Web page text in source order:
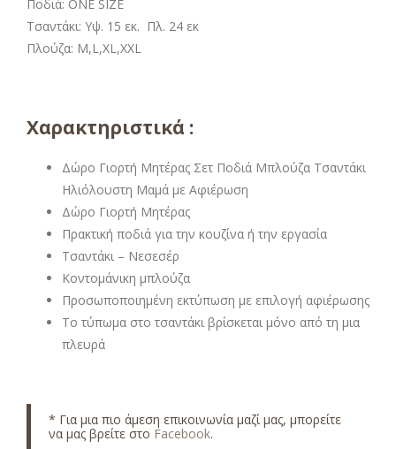
Ποδιά: ONE SIZE
Τσαντάκι: Υψ. 15 εκ. Πλ. 24 εκ
Πλούζα: M,L,XL,XXL
Χαρακτηριστικά :
Δώρο Γιορτή Μητέρας Σετ Ποδιά Μπλούζα Τσαντάκι
Ηλιόλουστη Μαμά με Αφιέρωση
Δώρο Γιορτή Μητέρας
Πρακτική ποδιά για την κουζίνα ή την εργασία
Τσαντάκι – Νεσεσέρ
Κοντομάνικη μπλούζα
Προσωποποιημένη εκτύπωση με επιλογή αφιέρωσης
Το τύπωμα στο τσαντάκι βρίσκεται μόνο από τη μια
πλευρά
* Για μια πιο άμεση επικοινωνία μαζί μας, μπορείτε
να μας βρείτε στο Facebook.